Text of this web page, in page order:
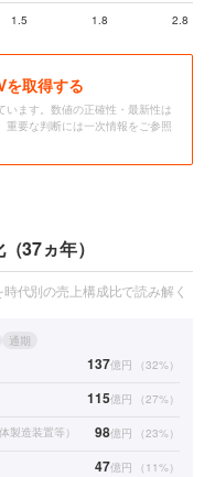
1.5 1.8 2.8
を取得する
ます。数値の正確性・最新性は
要な判断には一次情報をご参照
37ヵ年）
代別の売上構成比で読み解く
通期
137億円 （32%）
115億円 （27%）
製造装置等） 98億円 （23%）
47億円 （ 11%）